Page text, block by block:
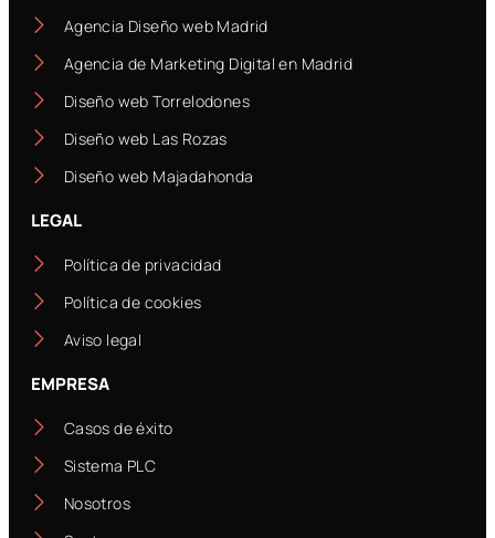
Agencia Diseño web Madrid
Agencia de Marketing Digital en Madrid
Diseño web Torrelodones
Diseño web Las Rozas
Diseño web Majadahonda
LEGAL
Política de privacidad
Política de cookies
Aviso legal
EMPRESA
Casos de éxito
Sistema PLC
Nosotros